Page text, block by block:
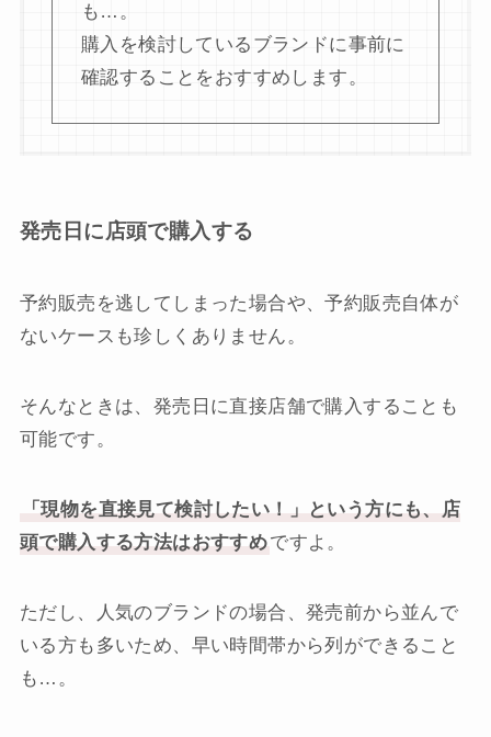
も…。
購入を検討しているブランドに事前に
確認することをおすすめします。
発売日に店頭で購入する
予約販売を逃してしまった場合や、予約販売自体が
ないケースも珍しくありません。
そんなときは、発売日に直接店舗で購入することも
可能です。
「現物を直接見て検討したい！」という方にも、店
頭で購入する方法はおすすめですよ。
ただし、人気のブランドの場合、発売前から並んで
いる方も多いため、早い時間帯から列ができること
も…。